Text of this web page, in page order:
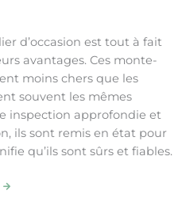
d’occasion est tout à fait
avantages. Ces monte-
moins chers que les
souvent les mêmes
inspection approfondie et
ils sont remis en état pour
qu’ils sont sûrs et fiables.